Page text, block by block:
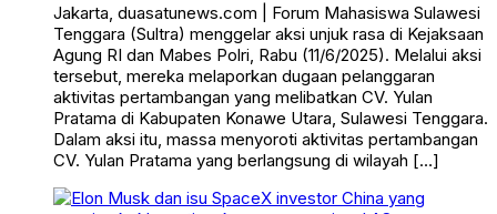
Jakarta, duasatunews.com | Forum Mahasiswa Sulawesi
Tenggara (Sultra) menggelar aksi unjuk rasa di Kejaksaan
Agung RI dan Mabes Polri, Rabu (11/6/2025). Melalui aksi
tersebut, mereka melaporkan dugaan pelanggaran
aktivitas pertambangan yang melibatkan CV. Yulan
Pratama di Kabupaten Konawe Utara, Sulawesi Tenggara.
Dalam aksi itu, massa menyoroti aktivitas pertambangan
CV. Yulan Pratama yang berlangsung di wilayah […]